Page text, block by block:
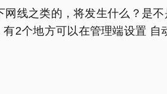
线之类的，将发生什么？是不
2个地方可以在管理端设置 自